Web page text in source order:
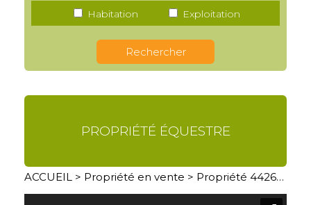
Habitation Exploitation
PROPRIÉTÉ ÉQUESTRE
ACCUEIL > Propriété en vente > Propriété 4426AN01